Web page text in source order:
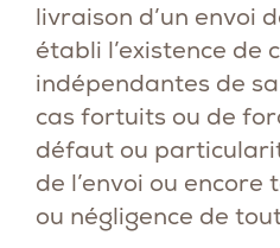
livraison d’un envoi
établi l’existence de
indépendantes de
cas fortuits ou de
défaut ou
de l’envoi ou
ou négligence de